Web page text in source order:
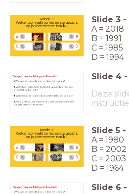
Ronde 1:
Welke foto maakt op het eerste gezicht
op jou het meeste indruk?
A B
C D
Slide 3 -
A = 2018
B = 1991
C = 1985
D = 1994
1. Wat was de reden dat je voor deze foto koos?
2.Welke kenmerken heeft de afbeelding waardoor het een
iconisch beeld wordt?
3.Welke emoties roepen de verschillende foto's bij je op?
4. Vind jij dat World Press Photo vaker winnaars met een
vrolijker beeld moet kiezen?
Vragen naar aanleiding van Ronde 1 Slide 4 -
Deze
Ronde 2:
Welke foto maakt op het eerste gezicht
op jou het meeste indruk?
A B
C D
Slide 5 -
A = 1980
B = 2002
C = 2003
D = 1964
1. Wat was de reden dat je voor deze foto koos?
Vragen naar aanleiding van Ronde 2 Slide 6 -